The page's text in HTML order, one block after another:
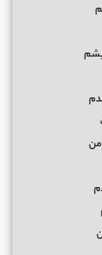
من